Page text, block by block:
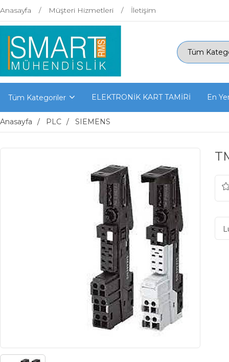
Anasayfa Müşteri Hizmetleri İletişim
Tüm Kategoriler ELEKTRONİK KART TAMİRİ En
Anasayfa PLC SIEMENS